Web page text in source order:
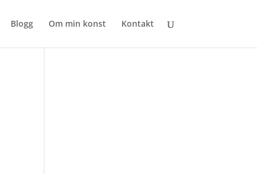
Blogg Om min konst Kontakt